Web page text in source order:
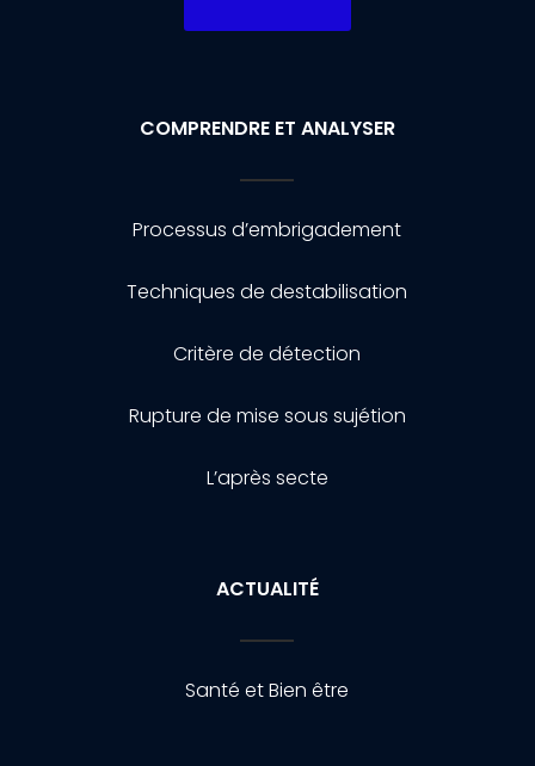
COMPRENDRE ET ANALYSER
Processus d’embrigadement
Techniques de destabilisation
Critère de détection
Rupture de mise sous sujétion
L’après secte
ACTUALITÉ
Santé et Bien être